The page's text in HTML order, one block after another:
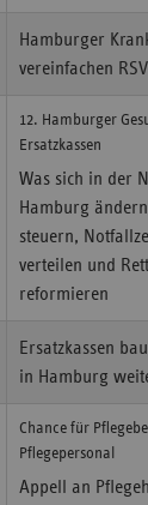
Hamburger
vereinfachen
12. Hamburger
Ersatzkassen
Was sich in der
Hamburg
steuern,
verteilen und
reformieren
Ersatzkassen
in Hamburg
Chance für
Pflegepersonal
Appell an